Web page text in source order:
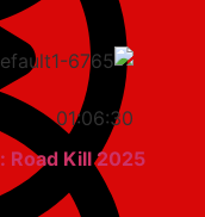
01:06:30
Carr: Road Kill 2025